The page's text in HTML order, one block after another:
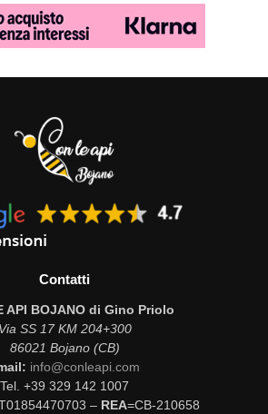
Contatti
API BOJANO di Gino Priolo
Via SS 17 KM 204+300
86021 Bojano (CB)
info@conleapi.com
Tel. +39 329 142 1007
– REA=CB-210658